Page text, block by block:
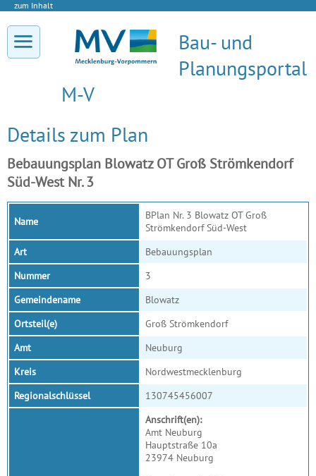
zum Inhalt
Bau- und
Planungsportal
M-V
Details zum Plan
Bebauungsplan Blowatz OT Groß Strömkendorf
Süd-West Nr. 3
Name
BPlan Nr. 3 Blowatz OT Groß
Strömkendorf Süd-West
Art
Bebauungsplan
Nummer
3
Gemeindename
Blowatz
Ortsteil(e)
Groß Strömkendorf
Amt
Neuburg
Kreis
Nordwestmecklenburg
Regionalschlüssel
130745456007
Anschrift(en):
Amt Neuburg
Hauptstraße 10a
23974 Neuburg